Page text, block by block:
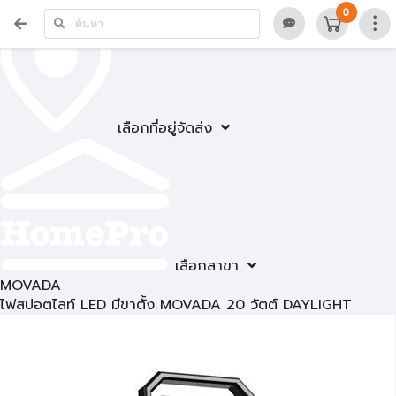
เลือกที่อยู่จัดส่ง
เลือกสาขา
0
MOVADA
ไฟสปอตไลท์ LED มีขาตั้ง MOVADA 20 วัตต์ DAYLIGHT